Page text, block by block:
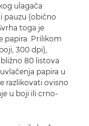
ulagača
pauzu (obično
toga je
papira. Prilikom
300 dpi),
80 listova
papira u
razlikovati ovisno
u boji ili crno-